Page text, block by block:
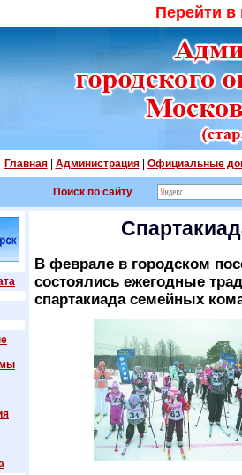
Перейти
Главная| Администрация| Официальные
Поиск по сайту
В феврале в городском
состоялись ежегодные
спартакиада семейных